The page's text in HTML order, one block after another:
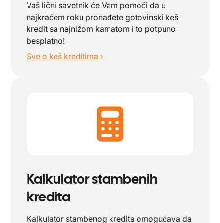
Vaš lični savetnik će Vam pomoći da u
najkraćem roku pronađete gotovinski keš
kredit sa najnižom kamatom i to potpuno
besplatno!
Sve o keš kreditima ›
Kalkulator stambenih
kredita
Kalkulator stambenog kredita omogućava da